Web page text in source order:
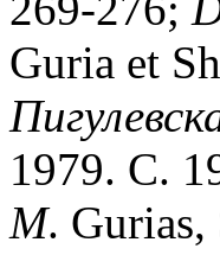
Guria et
1979. С.
M.